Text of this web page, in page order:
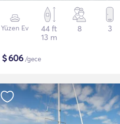
Yüzen Ev
44 ft
13 m
8 3
$606/gece